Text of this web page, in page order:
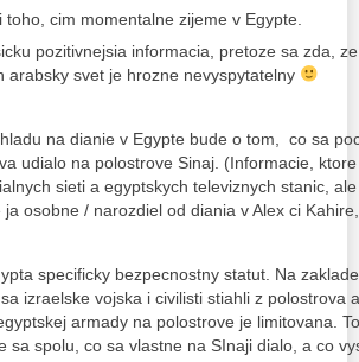
toho, cim momentalne zijeme v Egypte.
pozitivnejsia informacia, pretoze sa zda,
arabsky svet je hrozne nevyspytatelny
na dianie v Egypte bude o tom, co sa
udialo na polostrove Sinaj. (Informacie,
sieti a egyptskych televiznych stanic,
osobne / narozdiel od diania v Alex ci
specificky bezpecnostny statut. Na
izraelske vojska i civilisti stiahli z polostrova
armady na polostrove je limitovana.
sa spolu, co sa vlastne na SInaji dialo, a co